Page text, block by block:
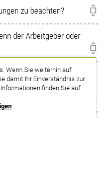
Wenn Sie weiterhin auf
damit Ihr Einverständnis zur
finden Sie auf
zu beachten?
der Arbeitgeber oder
wenn die Geschlechter
Personalrat vertreten